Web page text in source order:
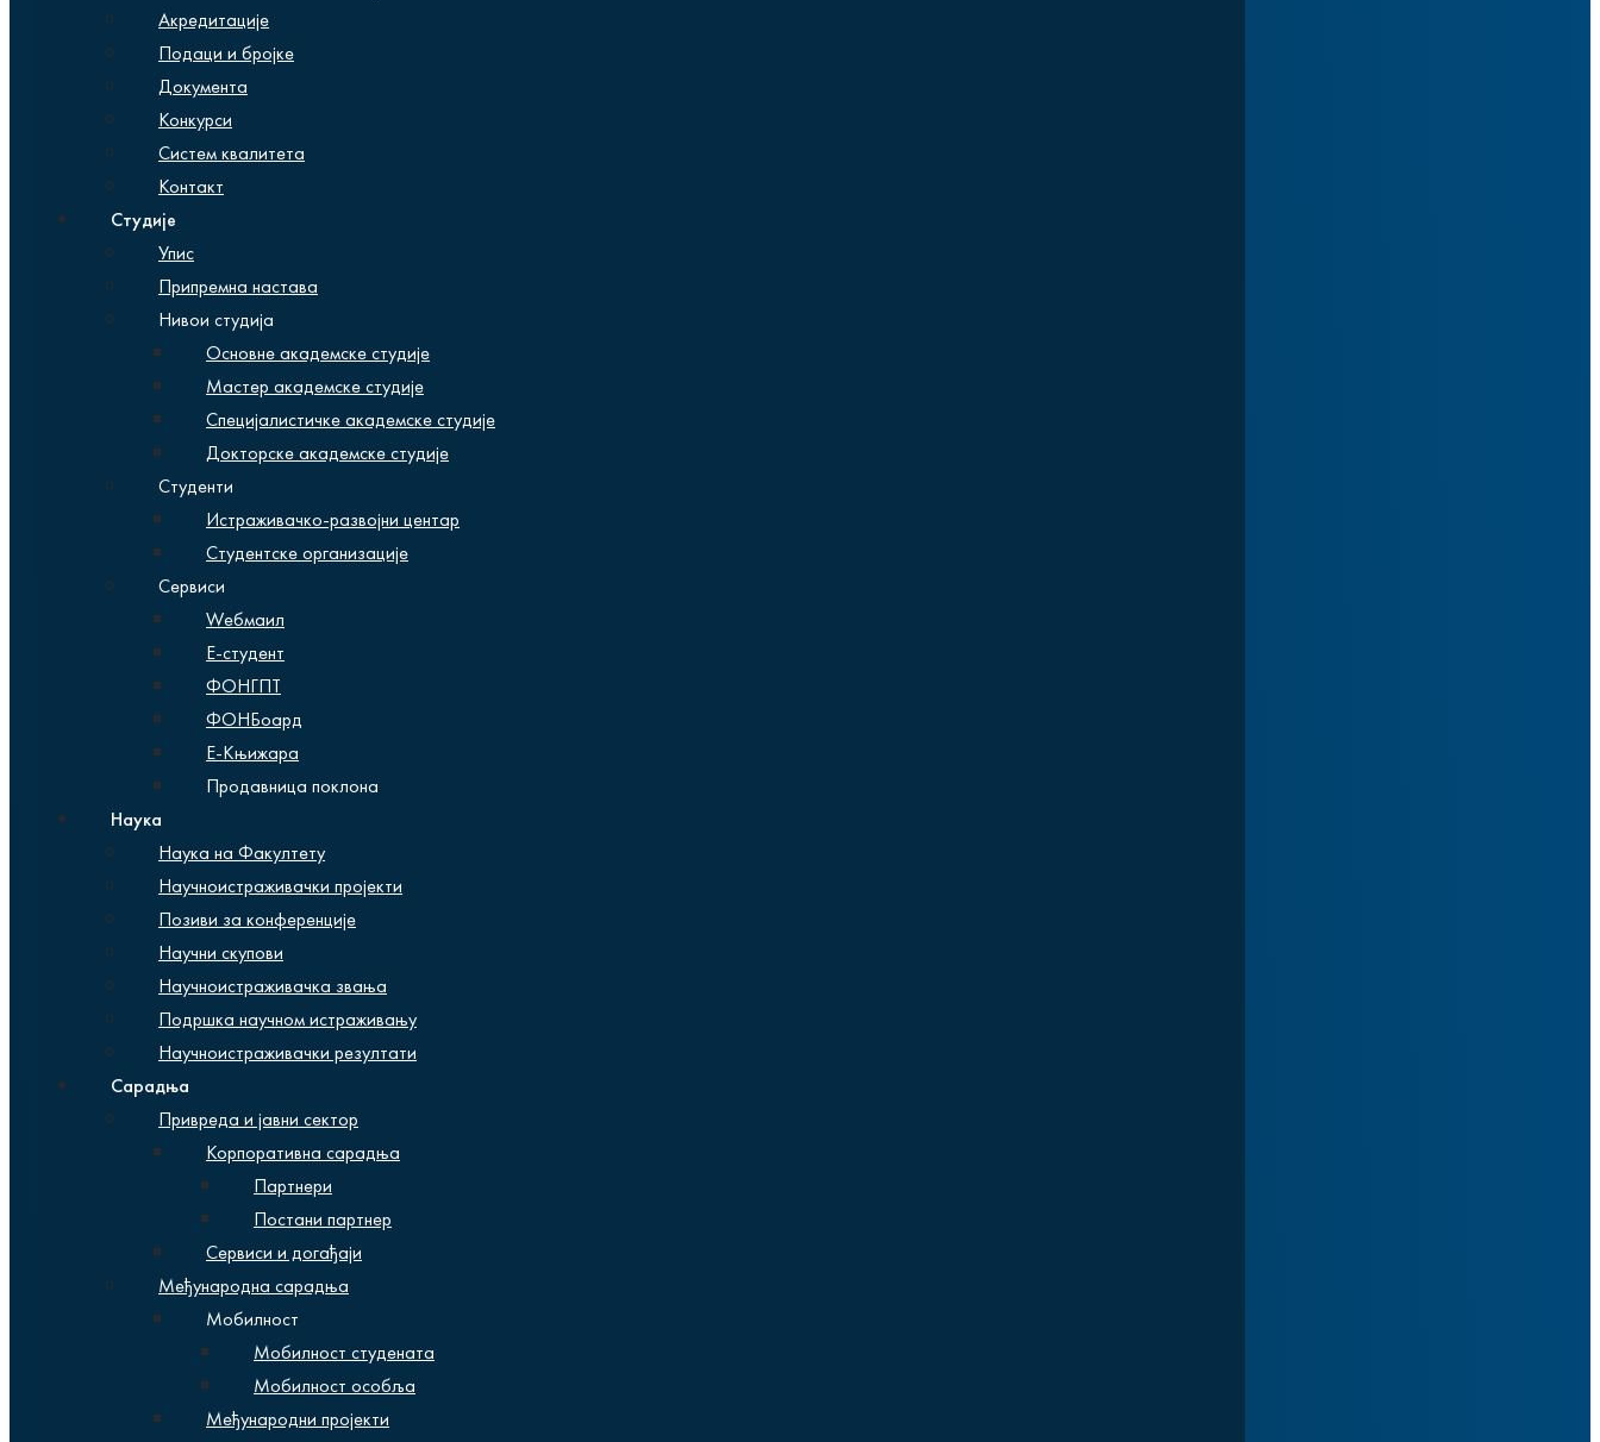
Акредитације
Подаци и бројке
Документа
Конкурси
Систем квалитета
Контакт
Студије
Упис
Припремна настава
Нивои студија
Основне академске студије
Мастер академске студије
Специјалистичке академске студије
Докторске академске студије
Студенти
Истраживачко-развојни центар
Студентске организације
Сервиси
Wебмаил
Е-студент
ФОНГПТ
ФОНБоард
Е-Књижара
Продавница поклона
Наука
Наука на Факултету
Научноистраживачки пројекти
Позиви за конференције
Научни скупови
Научноистраживачка звања
Подршка научном истраживању
Научноистраживачки резултати
Сарадња
Привреда и јавни сектор
Корпоративна сарадња
Партнери
Постани партнер
Сервиси и догађаји
Међународна сарадња
Мобилност
Мобилност студената
Мобилност особља
Међународни пројекти